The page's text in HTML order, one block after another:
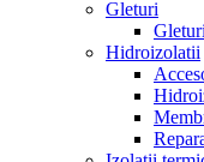
Gleturi
Hidroizolatii